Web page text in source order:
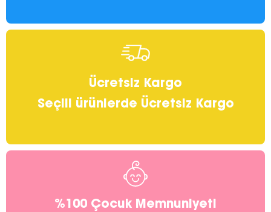
Ücretsiz Kargo
Seçili ürünlerde Ücretsiz Kargo
%100 Çocuk Memnuniyeti